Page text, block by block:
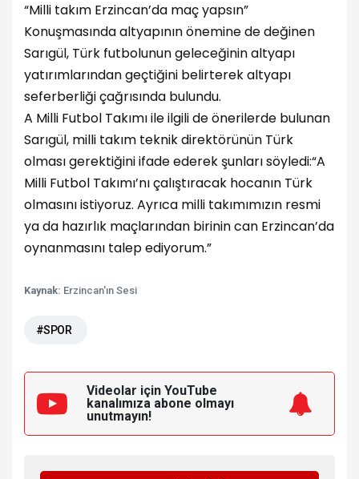
“Milli takım Erzincan’da maç yapsın”
Konuşmasında altyapının önemine de değinen
Sarıgül, Türk futbolunun geleceğinin altyapı
yatırımlarından geçtiğini belirterek altyapı
seferberliği çağrısında bulundu.
A Milli Futbol Takımı ile ilgili de önerilerde bulunan
Sarıgül, milli takım teknik direktörünün Türk
olması gerektiğini ifade ederek şunları söyledi:“A
Milli Futbol Takımı’nı çalıştıracak hocanın Türk
olmasını istiyoruz. Ayrıca milli takımımızın resmi
ya da hazırlık maçlarından birinin can Erzincan’da
oynanmasını talep ediyorum.”
Kaynak: Erzincan'ın Sesi
#SPOR
Videolar için YouTube
kanalımıza abone olmayı
unutmayın!